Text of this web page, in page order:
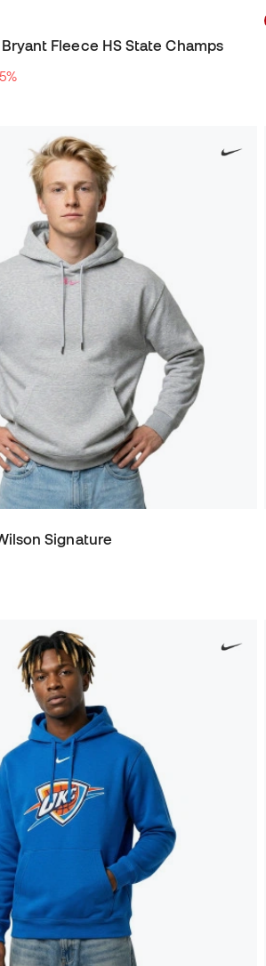
Fleece HS State Champs
Signature